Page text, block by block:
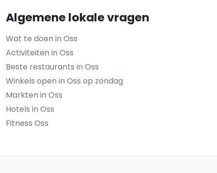
Algemene lokale vragen
Wat te doen in Oss
Activiteiten in Oss
Beste restaurants in Oss
Winkels open in Oss op zondag
Markten in Oss
Hotels in Oss
Fitness Oss